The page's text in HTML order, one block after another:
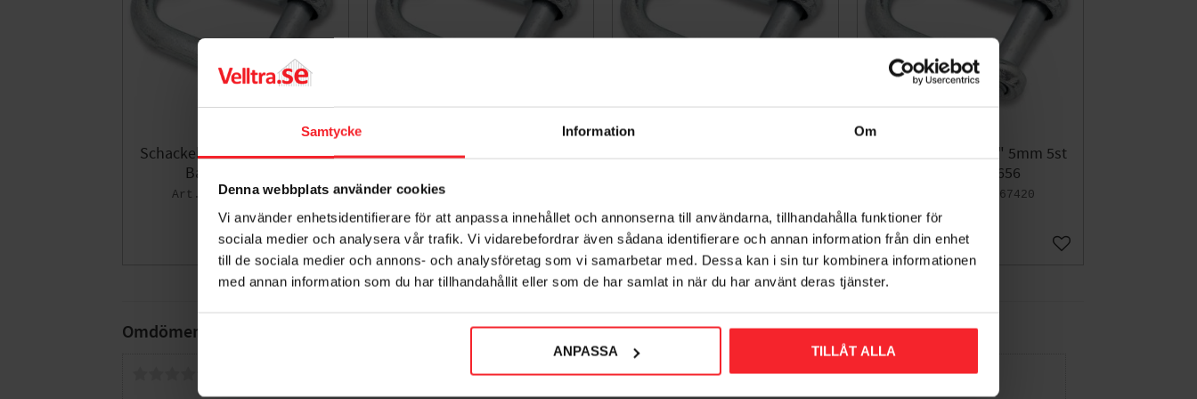
Samtycke Information Om
Denna webbplats använder cookies
Vi använder enhetsidentifierare för att anpassa innehållet och annonserna till användarna, tillhandahålla funktioner för
sociala medier och analysera vår trafik. Vi vidarebefordrar även sådana identifierare och annan information från din enhet
till de sociala medier och annons- och analysföretag som vi samarbetar med. Dessa kan i sin tur kombinera informationen
med annan information som du har tillhandahållit eller som de har samlat in när du har använt deras tjänster.
ANPASSA TILLÅT ALLA
Omdömen
Schackel FZB 3/8" 10mm 3st
Bårebo 261662
001367422
72KR
80KR
Lägg till i favoriter
Schackel FZB 1/2" 12mm 2st
72KR
80 KR
Lägg till i favoriter
Schackel FZB 1/4" 6mm 5st
79KR
96KR
Lägg till i favoriter
Schackel FZB 3/16" 5mm 5st
Bårebo 261656
001367420
80
Lägg till i favoriter